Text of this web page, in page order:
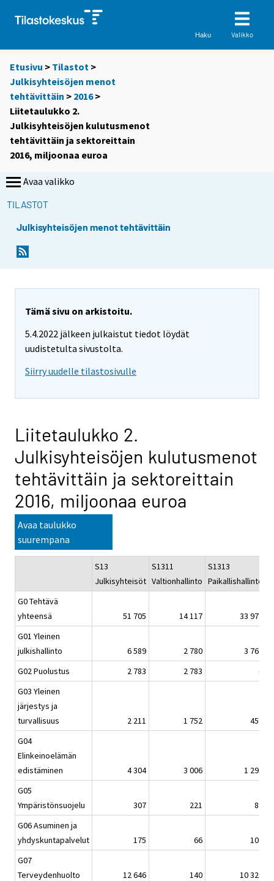
Haku Valikko
Etusivu > Tilastot >
Julkisyhteisöjen menot
tehtävittäin > 2016>
Liitetaulukko 2.
Julkisyhteisöjen kulutusmenot
tehtävittäin ja sektoreittain
2016, miljoonaa euroa
Avaa valikko
TILASTOT
Julkisyhteisöjen menot tehtävittäin
Tämä sivu on arkistoitu.
5.4.2022 jälkeen julkaistut tiedot löydät
uudistetulta sivustolta.
Siirry uudelle tilastosivulle
Liitetaulukko 2.
Julkisyhteisöjen kulutusmenot
tehtävittäin ja sektoreittain
2016, miljoonaa euroa
Avaa taulukko
suurempana
S13
Julkisyhteisöt
S1311
Valtionhallinto
S1313
Paikallishallinto
G0 Tehtävä
yhteensä
51 705 14 117
33 979
G01 Yleinen
julkishallinto
6 589 2 780
3 762
G02 Puolustus
2 783 2 783
–
G03 Yleinen
järjestys ja
turvallisuus
2 211 1 752
459
G04
Elinkeinoelämän
edistäminen
4 304 3 006
1 298
G05
Ympäristönsuojelu
307 221
86
G06 Asuminen ja
yhdyskuntapalvelut
175 66
109
G07
Terveydenhuolto
12 646 140
10 324